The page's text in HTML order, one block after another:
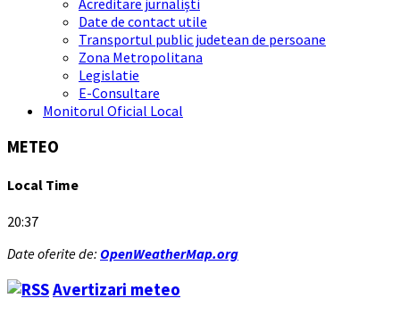
Acreditare jurnaliști
Date de contact utile
Transportul public judetean de persoane
Zona Metropolitana
Legislatie
E-Consultare
Monitorul Oficial Local
METEO
Local Time
20:37
Date oferite de: OpenWeatherMap.org
Avertizari meteo